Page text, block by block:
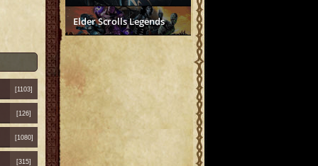
Elder Scrolls Legends
[1103]
[126]
[1080]
[315]